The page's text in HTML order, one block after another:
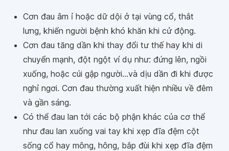
Cơn đau âm ỉ hoặc dữ dội ở tại vùng cổ, thắt
lưng, khiến người bệnh khó khăn khi cử động.
Cơn đau tăng dần khi thay đổi tư thế hay khi di
chuyển mạnh, đột ngột ví dụ như: đứng lên, ngồi
xuống, hoặc cúi gập người...và dịu dần đi khi được
nghỉ ngơi. Cơn đau thường xuất hiện nhiều về đêm
và gần sáng.
Có thể đau lan tới các bộ phận khác của cơ thể
như đau lan xuống vai tay khi xẹp đĩa đệm cột
sống cổ hay mông, hông, bắp đùi khi xẹp đĩa đệm